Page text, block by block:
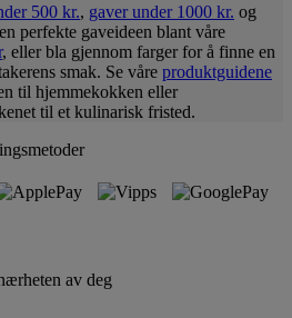
500 kr., gaver under 1000 kr. og
perfekte gaveideen blant våre
, eller bla gjennom farger for å finne en
smak. Se våre produktguidene
til hjemmekokken eller
til et kulinarisk fristed.
av deg